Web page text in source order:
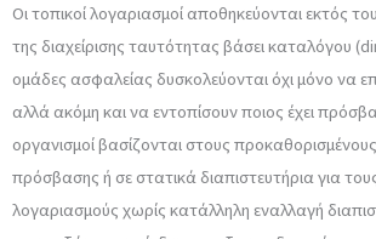
Οι τοπικοί λογαριασμοί αποθηκεύονται εκτός
της διαχείρισης ταυτότητας βάσει καταλόγου
ομάδες ασφαλείας δυσκολεύονται όχι μόνο να
αλλά ακόμη και να εντοπίσουν ποιος έχει
οργανισμοί βασίζονται στους
πρόσβασης ή σε στατικά διαπιστευτήρια για
λογαριασμούς χωρίς κατάλληλη εναλλαγή